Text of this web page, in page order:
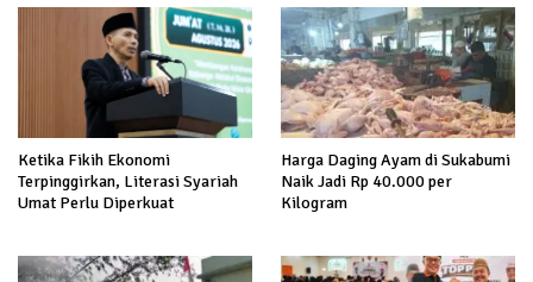
Ketika Fikih Ekonomi
Terpinggirkan, Literasi Syariah
Umat Perlu Diperkuat
Harga Daging Ayam di Sukabumi
Naik Jadi Rp 40.000 per
Kilogram